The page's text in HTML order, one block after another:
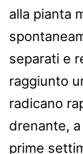
alla pianta
separati e
raggiunto
radicano
drenante,
prime